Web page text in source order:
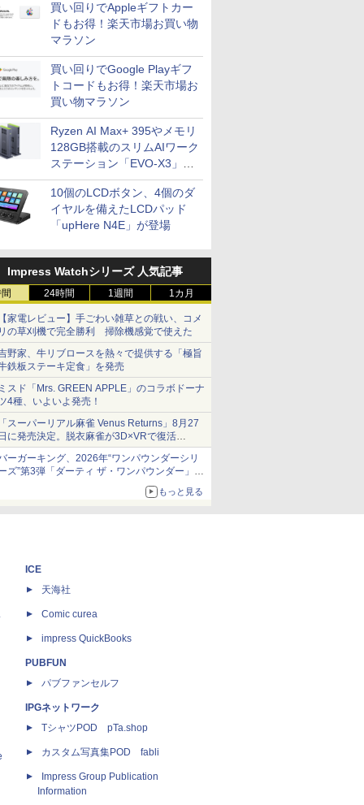
買い回りでAppleギフトカー
ドもお得！楽天市場お買い物
マラソン
買い回りでGoogle Playギフ
トコードもお得！楽天市場お
買い物マラソン
Ryzen AI Max+ 395やメモリ
128GB搭載のスリムAIワーク
ステーション「EVO-X3」が
GMKtecから
10個のLCDボタン、4個のダ
イヤルを備えたLCDパッド
「upHere N4E」が登場
Impress Watchシリーズ 人気記事
24時間 1週間 1カ月
家電レビュー】手ごわい雑草との戦い、コメ
の草刈機で完全勝利 掃除機感覚で使えた
野家、牛リブロースを熱々で提供する「極旨
鉄板ステーキ定食」を発売
スド「Mrs. GREEN APPLE」のコラボドーナ
4種、いよいよ発売！
スーパーリアル麻雀 Venus Returns」8月27
に発売決定。脱衣麻雀が3D×VRで復活
売から2週間は20%オフになるセールが実施
ーガーキング、2026年“ワンパウンダーシリ
ズ”第3弾「ダーティ ザ・ワンパウンダー」を
特製ガーリックマヨソース」を使用した超大
もっと見る
ICE
天海社
Comic curea
impress QuickBooks
PUBFUN
パブファンセルフ
IPGネットワーク
TシャツPOD pTa.shop
カスタム写真集POD fabli
Impress Group Publication
Information